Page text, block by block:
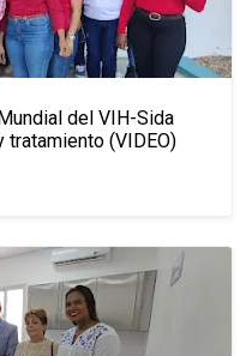
del VIH-Sida
tratamiento (VIDEO)